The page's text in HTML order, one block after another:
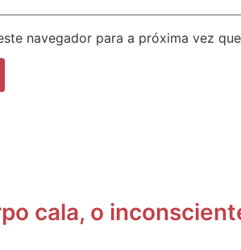
navegador para a próxima vez
cala, o